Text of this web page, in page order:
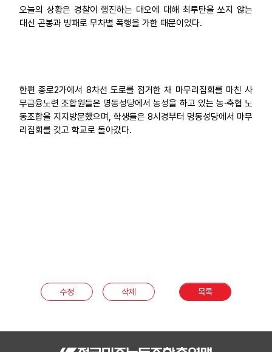
오늘의 상황은 경찰이 행진하는 대오에 대해 최루탄을 쏘지 않는
대신 곤봉과 방패로 무차별 폭행을 가한 때문이었다.
한편 종로2가에서 8차선 도로를 점거한 채 마무리집회를 마친 사
무금융노련 조합원들은 명동성당에서 농성을 하고 있는 농·축협 노
동조합을 지지방문했으며, 학생들은 8시경부터 명동성당에서 마무
리집회를 갖고 학교로 돌아갔다.
수정 삭제 목록